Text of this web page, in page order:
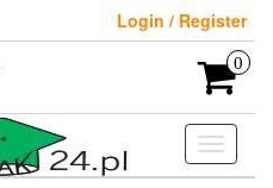
Login / Register
0
Toggle